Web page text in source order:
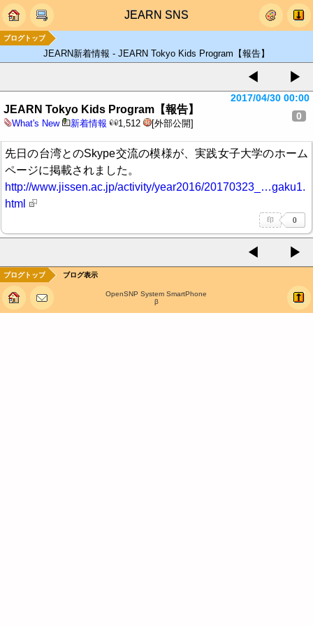
JEARN SNS
ブログトップ
JEARN新着情報 - JEARN Tokyo Kids Program【報告】
◀ ▶
JEARN Tokyo Kids Program【報告】
What's New 新着情報 1,512 [外部公開]
2017/04/30 00:00
0
先日の台湾とのSkype交流の模様が、実践女子大学のホーム
ページに掲載されました。
http://www.jissen.ac.jp/activity/year2016/20170323_…gaku1.
html
◀ ▶
ブログトップ ブログ表示
OpenSNP System SmartPhone
β